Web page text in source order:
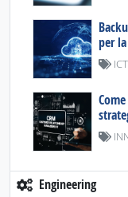
per
ICT
Engineering